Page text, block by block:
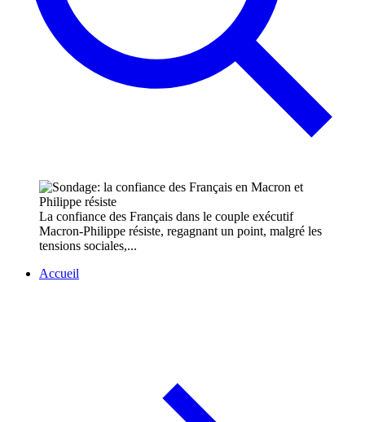
La confiance des Français dans le couple exécutif
Macron-Philippe résiste, regagnant un point, malgré les
tensions sociales,...
Accueil